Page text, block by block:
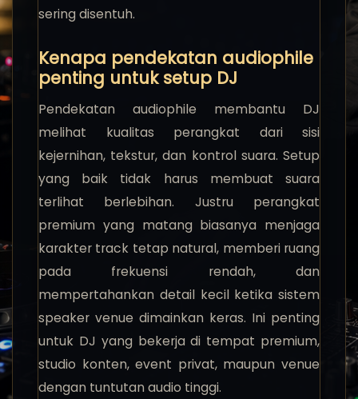
sering disentuh.
Kenapa pendekatan audiophile
penting untuk setup DJ
Pendekatan audiophile membantu DJ
melihat kualitas perangkat dari sisi
kejernihan, tekstur, dan kontrol suara. Setup
yang baik tidak harus membuat suara
terlihat berlebihan. Justru perangkat
premium yang matang biasanya menjaga
karakter track tetap natural, memberi ruang
pada frekuensi rendah, dan
mempertahankan detail kecil ketika sistem
speaker venue dimainkan keras. Ini penting
untuk DJ yang bekerja di tempat premium,
studio konten, event privat, maupun venue
dengan tuntutan audio tinggi.